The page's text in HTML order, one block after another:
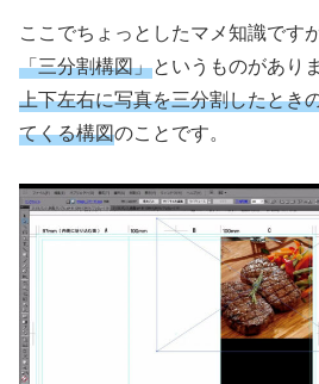
ここでちょっとしたマメ知識ですが
「三分割構図」というものがありま
上下左右に写真を三分割したとき
てくる構図のことです。